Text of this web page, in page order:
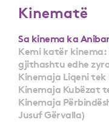
Kinematë
Sa kinema ka
Kemi katër kinema:
gjithashtu edhe
Kinemaja Liqeni
Kinemaja Kubëzat
Kinemaja
Jusuf Gërvalla)